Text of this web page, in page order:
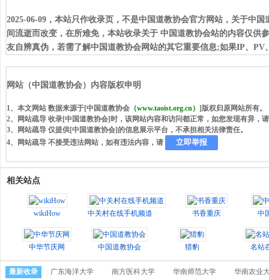
2025-06-09，本站只作收录页，不是中国道教协会官方网站，关于中
间流逝而改变，在所难免，本站收录关于 中国道教协会站的内容仅
友自辨真伪，若需了解中国道教协会网站的其它重要信息;如果IP、
网站（中国道教协会）内容版权申明
1、本文网站 数据来源于[中国道教协会 （www.taoist.org.cn） ]版权归原网站所有。
2、网站疏导 收录[中国道教协会]时，该网站内容和访问都正常，如您发现有异，
3、网站疏导 仅提供[中国道教协会]的信息展示平台，不承担相关法律责任。
4、网站疏导 不接受违法网站，如有违法内容，请
立即举报
相关站点
wikiHow 中关村在线手机频道 书香重庆 中
中华节庆网 中国道教协会 猎豹 名站
最新收录 广东海洋大学 南方医科大学 华南师范大学
华南农业